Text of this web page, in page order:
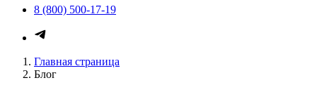
8 (800) 500-17-19
Главная страница
Блог